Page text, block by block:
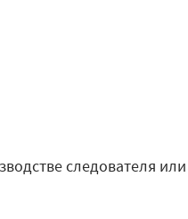
следователя или